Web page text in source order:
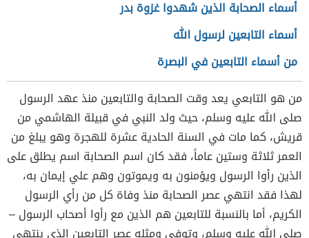
أسماء الصحابة الذين شهدوا غزوة بدر
أسماء التابعين لرسول الله
من أسماء التابعين في البصرة
من هو التابعي يعد وقت الصحابة والتابعين منذ عهد الرسول
صلى الله عليه وسلم، حيث ولد النبي في قبيلة الهاشمي من
قريش، كما مات في السنة الحادية عشرة للهجرة وهو يبلغ من
العمر ثلاثة وستين عاماً، فقد كان اسم الصحابة اسم يطلق على
الذين رأوا الرسول ويؤمنون به ويموتون وهم علي إيمان به،
لهذا فقد انتهي عصر الصحابة منذ وفاة كل من رأي الرسول
الكريم، أما بالنسبة للتابعين هم الذين مع رأوا أصحاب الرسول –